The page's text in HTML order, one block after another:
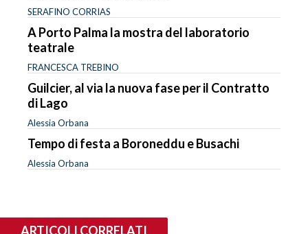
SERAFINO CORRIAS
A Porto Palma la mostra del laboratorio
teatrale
FRANCESCA TREBINO
Guilcier, al via la nuova fase per il Contratto
di Lago
Alessia Orbana
Tempo di festa a Boroneddu e Busachi
Alessia Orbana
ARTICOLI CORRELATI